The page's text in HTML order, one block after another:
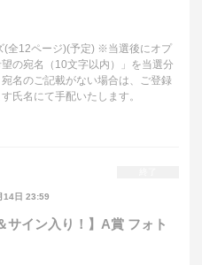
(全12ページ)(予定) ※当選後にオプ
の宛名（10文字以内）」を当選分
名のご記載がない場合は、ご登録
氏名にて手配いたします。
14日 23:59
サイン入り！】A賞 フォト